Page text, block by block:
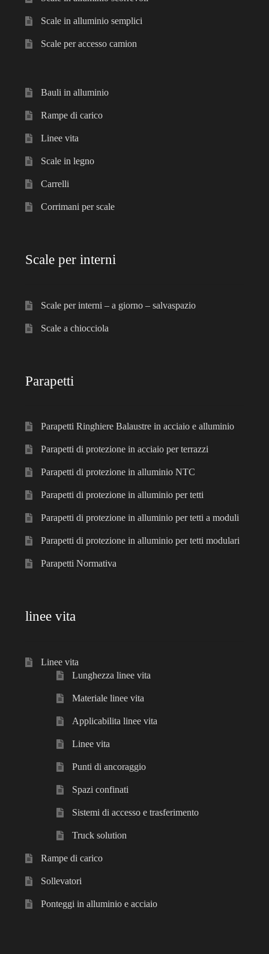
Scale in alluminio semplici
Scale per accesso camion
Bauli in alluminio
Rampe di carico
Linee vita
Scale in legno
Carrelli
Corrimani per scale
Scale per interni
Scale per interni – a giorno – salvaspazio
Scale a chiocciola
Parapetti
Parapetti Ringhiere Balaustre in acciaio e alluminio
Parapetti di protezione in acciaio per terrazzi
Parapetti di protezione in alluminio NTC
Parapetti di protezione in alluminio per tetti
Parapetti di protezione in alluminio per tetti a moduli
Parapetti di protezione in alluminio per tetti modulari
Parapetti Normativa
linee vita
Linee vita
Lunghezza linee vita
Materiale linee vita
Applicabilita linee vita
Linee vita
Punti di ancoraggio
Spazi confinati
Sistemi di accesso e trasferimento
Truck solution
Rampe di carico
Sollevatori
Ponteggi in alluminio e acciaio